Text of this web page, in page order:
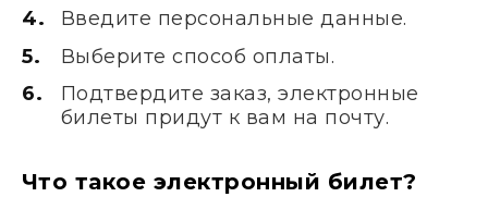
Введите персональные данные.
Выберите способ оплаты.
Подтвердите заказ, электронные
билеты придут к вам на почту.
Что такое электронный билет?